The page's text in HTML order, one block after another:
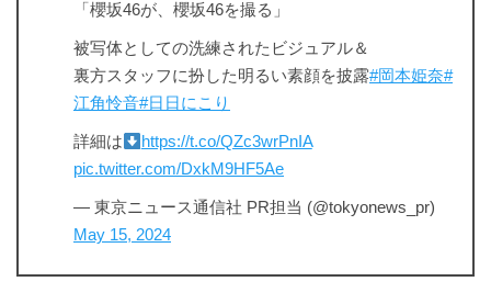
「櫻坂46が、櫻坂46を撮る」
被写体としての洗練されたビジュアル＆
裏方スタッフに扮した明るい素顔を披露#岡本姫奈#
江角怜音#日日にこり
詳細は
https://t.co/QZc3wrPnIA
pic.twitter.com/DxkM9HF5Ae
— 東京ニュース通信社 PR担当 (@tokyonews_pr)
May 15, 2024